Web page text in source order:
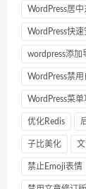
WordPress居
WordPress快速
wordpress添加
WordPress禁
WordPress菜单
优化Redis
子比美化
禁止Emoji表情